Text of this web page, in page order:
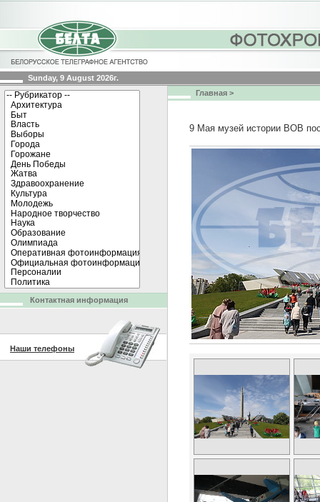
Sunday, 9 August 2026г.
Главная >
9 Мая музей истории ВОВ
Контактная информация
Наши телефоны